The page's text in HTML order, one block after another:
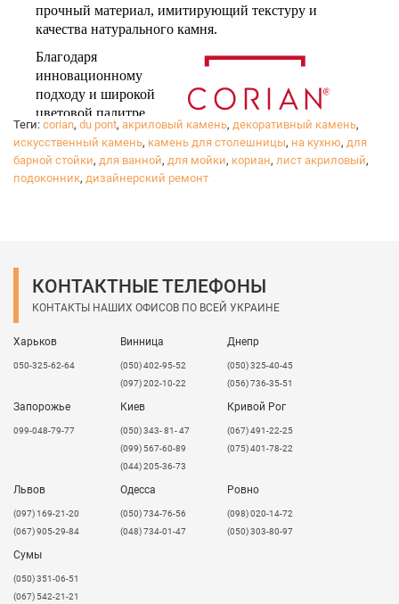
прочный материал, имитирующий текстуру и
качества натурального камня.
Благодаря
инновационному
подходу и широкой
цветовой палитре,
DuPont™Corian®воплотит в жизнь все ваши
декор кухни, ванной или других комнат. Прекрасно
имитирует мрамор, гранит и другие натуральные
камни.
Достигайте своей мечты, выбирая качественный
продукт, который будет радовать вас в любой
Вы можете спокойно отдыхать, зная, что вы выбрали
рабочую поверхность, которая прослужит очень
Теги: corian, du pont, акриловый камень, декоративный камень,
искусственный камень, камень для столешницы, на кухню, для
барной стойки, для ванной, для мойки, кориан, лист акриловый,
подоконник, дизайнерский ремонт
КОНТАКТНЫЕ ТЕЛЕФОНЫ
КОНТАКТЫ НАШИХ ОФИСОВ ПО ВСЕЙ УКРАИНЕ
Харьков
050-325-62-64
Винница
(050) 402-95-52
(097) 202-10-22
Днепр
(050) 325-40-45
(056) 736-35-51
Запорожье
099-048-79-77
Киев
(050) 343- 81- 47
(099) 567-60-89
(044) 205-36-73
Кривой Рог
(067) 491-22-25
(075) 401-78-22
Львов
​(097) 169-21-20
(067) 905-29-84
Одесса
(050) 734-76-56
(048) 734-01-47
Ровно
(098) 020-14-72
(050) 303-80-97
Сумы
(050) 351-06-51
(067) 542-21-21